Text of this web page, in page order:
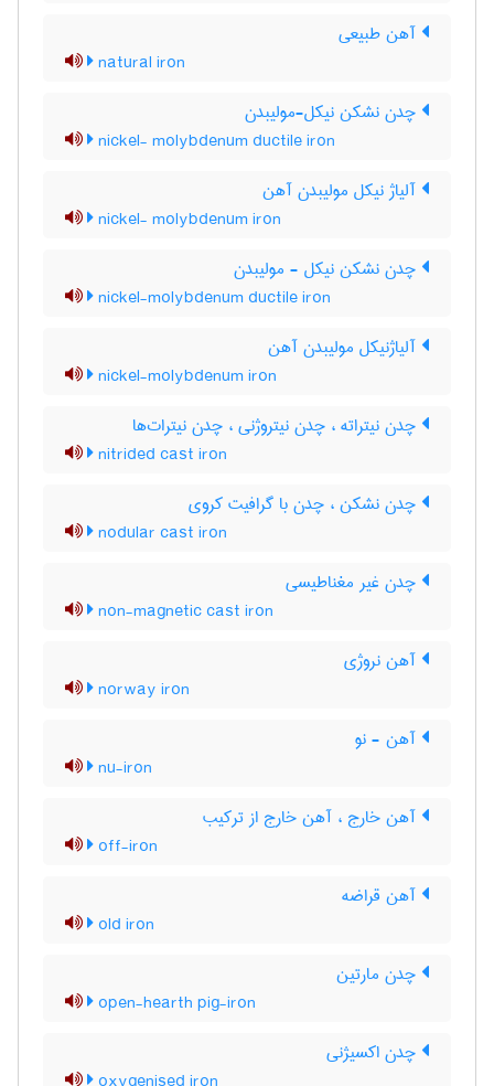
آهن طبیعی
natural iron
چدن نشکن نیکل-مولیبدن
nickel- molybdenum ductile iron
آلیاژ نیکل مولیبدن آهن
nickel- molybdenum iron
چدن نشکن نیکل - مولیبدن
nickel-molybdenum ductile iron
آلیاژنیکل مولیبدن آهن
nickel-molybdenum iron
چدن نیتراته ، چدن نیتروژنی ، چدن نیترات‌ها
nitrided cast iron
چدن نشکن ، چدن با گرافیت کروی
nodular cast iron
چدن غیر مغناطیسی
non-magnetic cast iron
آهن نروژی
norway iron
آهن - نو
nu-iron
آهن خارج ، آهن خارج از ترکیب
off-iron
آهن قراضه
old iron
چدن مارتین
open-hearth pig-iron
چدن اکسیژنی